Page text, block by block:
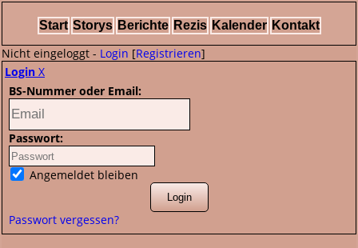
Start Storys Berichte Rezis Kalender Kontakt
Nicht eingeloggt - Login [Registrieren]
Login X
BS-Nummer oder Email:
Passwort:
Angemeldet bleiben
Passwort vergessen?